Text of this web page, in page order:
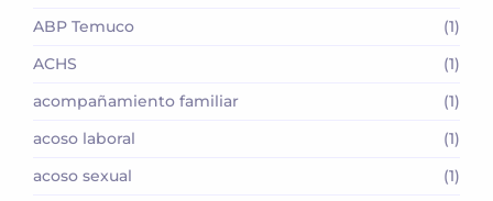
ABP Temuco
(1)
ACHS
(1)
acompañamiento familiar
(1)
acoso laboral
(1)
acoso sexual
(1)